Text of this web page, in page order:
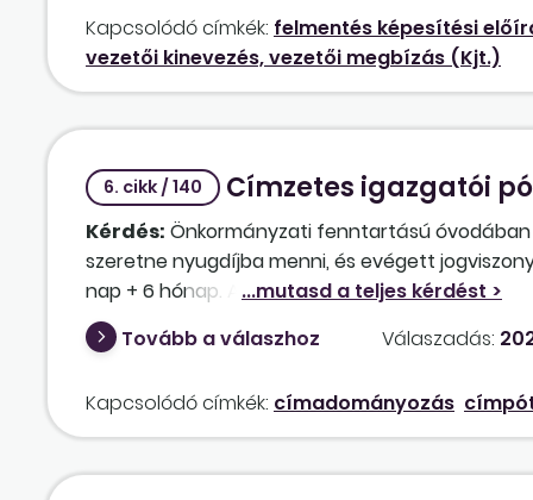
Kapcsolódó címkék: felmentés képesítési
vezetői kinevezés, vezetői megbízás (Kjt.)
6. cikk / 140 Címzetes igazgatói
Kérdés: Önkormányzati fenntartású óvodában
szeretne nyugdíjba menni, és evégett
nap + 6 hónap. A vezetői feladatait végig
kezdődne. Így a jogviszony vége: november
mentesítésre kerül a munkavégzés alól, a
jár, a vele járó vezetői megbízási díj mértéke
Púétv. 73. §-ának (12) bekezdése alapján „a
foglalkoztatott köznevelési foglalkoztatotti
Tovább a válaszhoz Válaszadás:
Kapcsolódó címkék: címadományozás